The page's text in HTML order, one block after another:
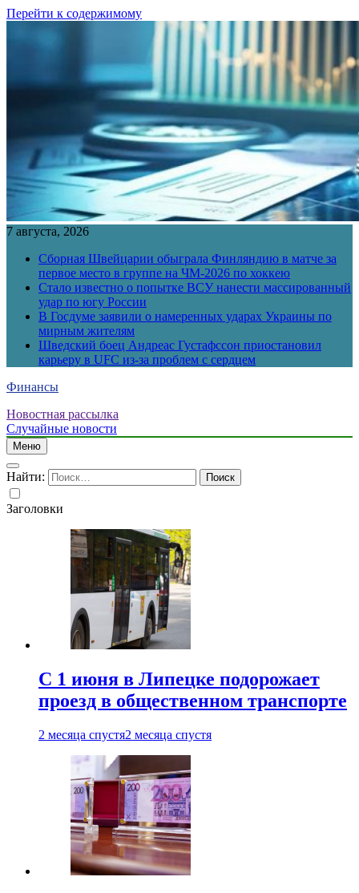
Перейти к содержимому
7 августа, 2026
Сборная Швейцарии обыграла Финляндию в матче за
первое место в группе на ЧМ-2026 по хоккею
Стало известно о попытке ВСУ нанести массированный
удар по югу России
В Госдуме заявили о намеренных ударах Украины по
мирным жителям
Шведский боец Андреас Густафссон приостановил
карьеру в UFC из-за проблем с сердцем
Финансы
Новостная рассылка
Случайные новости
Меню
Найти:
Заголовки
С 1 июня в Липецке подорожает
проезд в общественном транспорте
2 месяца спустя2 месяца спустя